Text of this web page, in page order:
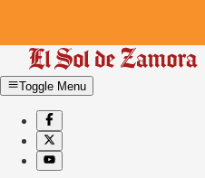
Toggle Menu